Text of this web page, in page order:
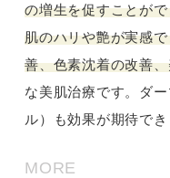
の増生を促すことが
肌のハリや艶が実感
善、色素沈着の改善
な美肌治療です。ダ
ル）も効果が期待でき
MORE